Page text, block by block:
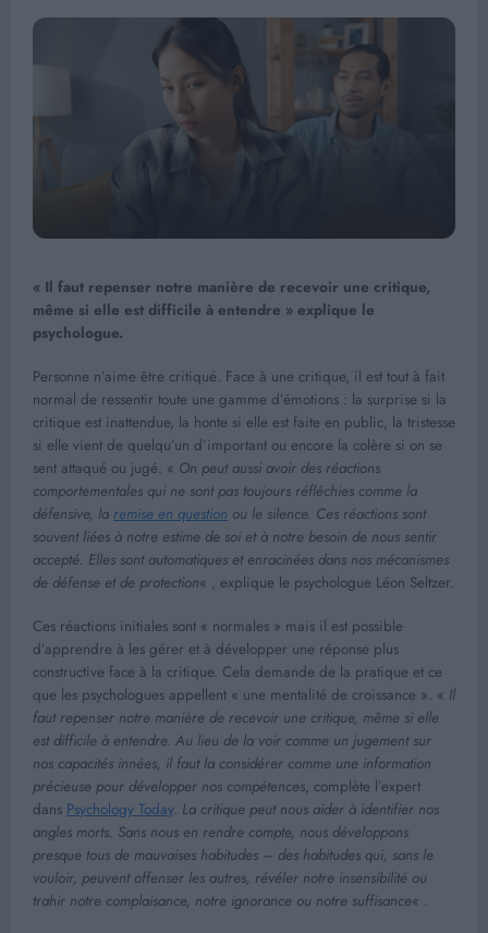
« Il faut repenser notre manière de recevoir une critique,
même si elle est difficile à entendre » explique le
psychologue.
Personne n’aime être critiqué. Face à une critique, il est tout à fait
normal de ressentir toute une gamme d’émotions : la surprise si la
critique est inattendue, la honte si elle est faite en public, la tristesse
si elle vient de quelqu’un d’important ou encore la colère si on se
sent attaqué ou jugé. « On peut aussi avoir des réactions
comportementales qui ne sont pas toujours réfléchies comme la
défensive, la remise en question ou le silence. Ces réactions sont
souvent liées à notre estime de soi et à notre besoin de nous sentir
accepté. Elles sont automatiques et enracinées dans nos mécanismes
de défense et de protection« , explique le psychologue Léon Seltzer.
Ces réactions initiales sont « normales » mais il est possible
d’apprendre à les gérer et à développer une réponse plus
constructive face à la critique. Cela demande de la pratique et ce
que les psychologues appellent « une mentalité de croissance ». « Il
faut repenser notre manière de recevoir une critique, même si elle
est difficile à entendre. Au lieu de la voir comme un jugement sur
nos capacités innées, il faut la considérer comme une information
précieuse pour développer nos compétences, complète l’expert
dans Psychology Today. La critique peut nous aider à identifier nos
angles morts. Sans nous en rendre compte, nous développons
presque tous de mauvaises habitudes – des habitudes qui, sans le
vouloir, peuvent offenser les autres, révéler notre insensibilité ou
trahir notre complaisance, notre ignorance ou notre suffisance« .